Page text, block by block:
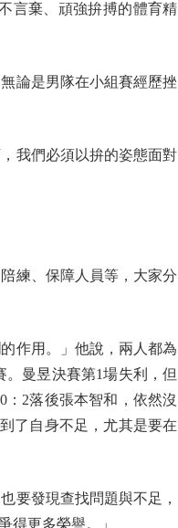
言棄、頑強拚搏的體育精
論是男隊在小組賽經歷挫
我們必須以拚的姿態面對
練、保障人員等，大家分
作用。」他說，兩人都為
曼昱決賽第1場失利，但
2落後張本智和，依然沒
了自身不足，尤其是要在
發現查找問題與不足，
得更多榮譽。」